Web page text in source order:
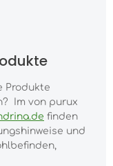
Produkte
Im von purux
finden
und